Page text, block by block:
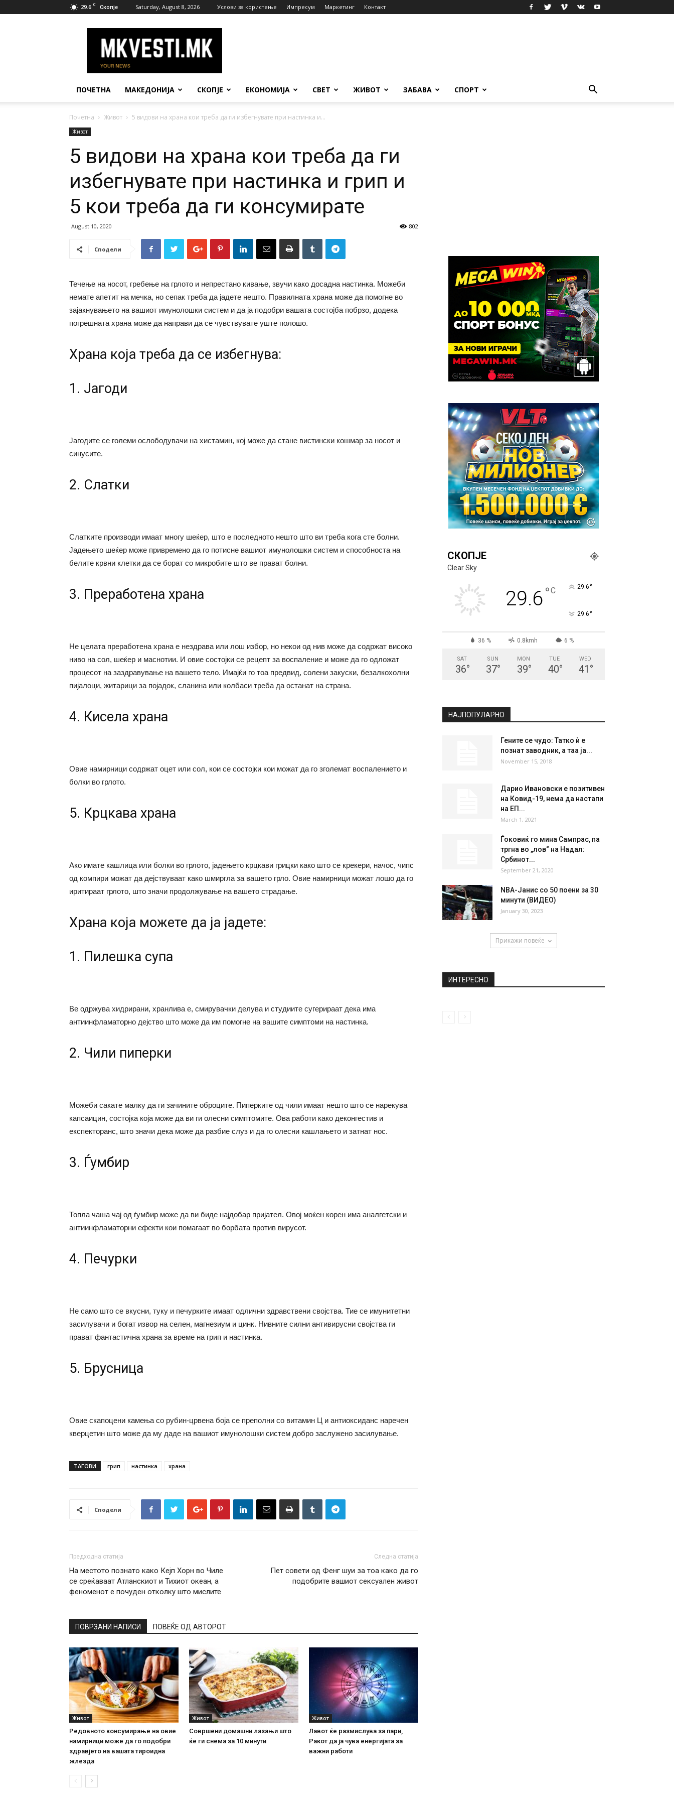
29.6 C Скопје Saturday, August 8, 2026 Услови за користење Импресум Маркетинг Контакт
Вести
ПОЧЕТНА МАКЕДОНИЈА СКОПЈЕ ЕКОНОМИЈА СВЕТ ЖИВОТ ЗАБАВА СПОРТ
Почетна Живот 5 видови на храна кои треба да ги избегнувате при настинка и...
Живот
5 видови на храна кои треба да ги
избегнувате при настинка и грип и
5 кои треба да ги консумирате
August 10, 2020 802
Сподели
Течење на носот, гребење на грлото и непрестано кивање, звучи како досадна настинка. Можеби
немате апетит на мечка, но сепак треба да јадете нешто. Правилната храна може да помогне во
зајакнувањето на вашиот имунолошки систем и да ја подобри вашата состојба побрзо, додека
погрешната храна може да направи да се чувствувате уште полошо.
Храна која треба да се избегнува:
1. Јагоди
Јагодите се големи ослободувачи на хистамин, кој може да стане вистински кошмар за носот и
синусите.
2. Слатки
Слатките производи имаат многу шеќер, што е последното нешто што ви треба кога сте болни.
Јадењето шеќер може привремено да го потисне вашиот имунолошки систем и способноста на
белите крвни клетки да се борат со микробите што ве прават болни.
3. Преработена храна
Не целата преработена храна е нездрава или лош избор, но некои од нив може да содржат високо
ниво на сол, шеќер и маснотии. И овие состојки се рецепт за воспаление и може да го одложат
процесот на заздравување на вашето тело. Имајќи го тоа предвид, солени закуски, безалкохолни
пијалоци, житарици за појадок, сланина или колбаси треба да останат на страна.
4. Кисела храна
Овие намирници содржат оцет или сол, кои се состојки кои можат да го зголемат воспалението и
болки во грлото.
5. Крцкава храна
Ако имате кашлица или болки во грлото, јадењето крцкави грицки како што се крекери, начос, чипс
од компири можат да дејствуваат како шмиргла за вашето грло. Овие намирници можат лошо да го
иритираат грлото, што значи продолжување на вашето страдање.
Храна која можете да ја јадете:
1. Пилешка супа
Ве одржува хидрирани, хранлива е, смирувачки делува и студиите сугерираат дека има
антиинфламаторно дејство што може да им помогне на вашите симптоми на настинка.
2. Чили пиперки
Можеби сакате малку да ги зачините оброците. Пиперките од чили имаат нешто што се нарекува
капсаицин, состојка која може да ви ги олесни симптомите. Ова работи како деконгестив и
експекторанс, што значи дека може да разбие слуз и да го олесни кашлањето и затнат нос.
3. Ѓумбир
Топла чаша чај од ѓумбир може да ви биде најдобар пријател. Овој моќен корен има аналгетски и
антиинфламаторни ефекти кои помагаат во борбата против вирусот.
4. Печурки
Не само што се вкусни, туку и печурките имаат одлични здравствени својства. Тие се имунитетни
засилувачи и богат извор на селен, магнезиум и цинк. Нивните силни антивирусни својства ги
прават фантастична храна за време на грип и настинка.
5. Брусница
Овие скапоцени камења со рубин-црвена боја се преполни со витамин Ц и антиоксиданс наречен
кверцетин што може да му даде на вашиот имунолошки систем добро заслужено засилување.
ТАГОВИ грип настинка храна
Сподели
Предходна статија
На местото познато како Кејп Хорн во Чиле
се среќаваат Атланскиот и Тихиот океан, а
феноменот е почуден отколку што мислите
Следна статија
Пет совети од Фенг шуи за тоа како да го
подобрите вашиот сексуален живот
ПОВРЗАНИ НАПИСИ ПОВЕЌЕ ОД АВТОРОТ
Живот
Редовното консумирање на овие
намирници може да го подобри
здравјето на вашата тироидна
жлезда
Живот
Совршени домашни лазањи што
ќе ги снема за 10 минути
Живот
Лавот ќе размислува за пари,
Ракот да ја чува енергијата за
важни работи
СКОПЈЕ
Clear Sky
29.6°C 29.6°
29.6°
36 % 0.8kmh 6 %
SAT
36°
SUN
37°
MON
39°
TUE
40°
WED
41 °
НАЈПОПУЛАРНО
Гените се чудо: Татко ѝ е
познат заводник, а таа ја...
November 15, 2018
Дарио Ивановски е позитивен
на Ковид-19, нема да настапи
на ЕП...
March 1, 2021
Ѓоковиќ го мина Сампрас, па
тргна во „лов“ на Надал:
Србинот...
September 21, 2020
NBA-Јанис со 50 поени за 30
минути (ВИДЕО)
January 30, 2023
Прикажи повеќе
ИНТЕРЕСНО